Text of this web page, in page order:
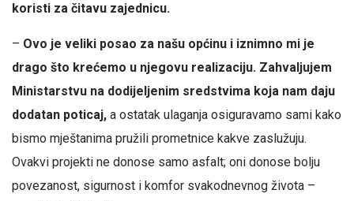
koristi za čitavu zajednicu.
– Ovo je veliki posao za našu općinu i iznimno mi je
drago što krećemo u njegovu realizaciju. Zahvaljujem
Ministarstvu na dodijeljenim sredstvima koja nam daju
dodatan poticaj, a ostatak ulaganja osiguravamo sami kako
bismo mještanima pružili prometnice kakve zaslužuju.
Ovakvi projekti ne donose samo asfalt; oni donose bolju
povezanost, sigurnost i komfor svakodnevnog života –